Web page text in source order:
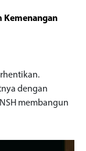
Kemenangan
dengan
membangun